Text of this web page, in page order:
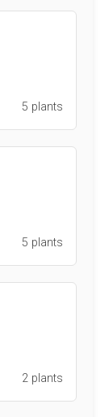
5 plants
5 plants
2 plants